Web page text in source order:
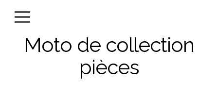
Moto de collection
pièces